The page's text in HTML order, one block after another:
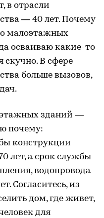
в отрасли
— 40 лет. Почему
малоэтажных
осваиваю какие-то
скучно. В сфере
больше вызовов,
зданий —
почему:
конструкции
лет, а срок службы
водопровода
Согласитесь, из
дом, где живет,
для